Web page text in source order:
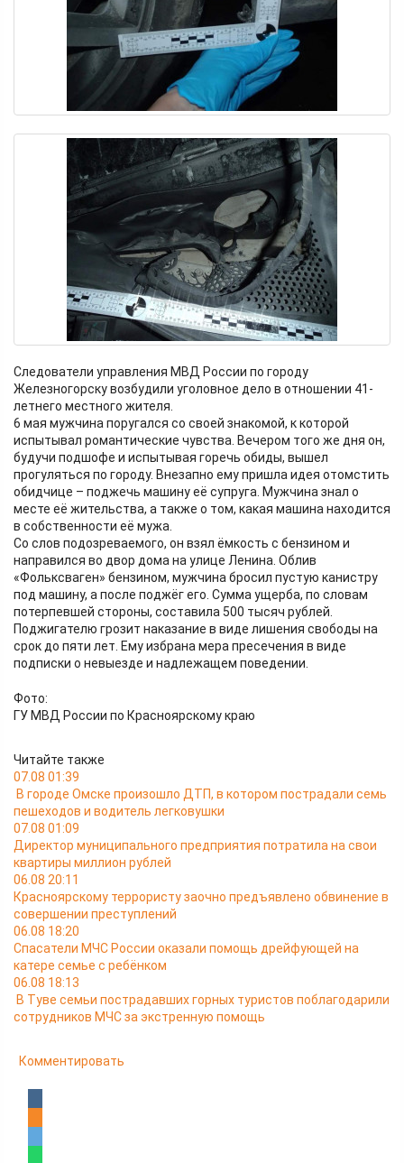
Следователи управления МВД России по городу
Железногорску возбудили уголовное дело в отношении 41-
летнего местного жителя.
6 мая мужчина поругался со своей знакомой, к которой
испытывал романтические чувства. Вечером того же дня он,
будучи подшофе и испытывая горечь обиды, вышел
прогуляться по городу. Внезапно ему пришла идея отомстить
обидчице – поджечь машину её супруга. Мужчина знал о
месте её жительства, а также о том, какая машина находится
в собственности её мужа.
Со слов подозреваемого, он взял ёмкость с бензином и
направился во двор дома на улице Ленина. Облив
«Фольксваген» бензином, мужчина бросил пустую канистру
под машину, а после поджёг его. Сумма ущерба, по словам
потерпевшей стороны, составила 500 тысяч рублей.
Поджигателю грозит наказание в виде лишения свободы на
срок до пяти лет. Ему избрана мера пресечения в виде
подписки о невыезде и надлежащем поведении.
Фото:
ГУ МВД России по Красноярскому краю
Читайте также
07.08 01:39
В городе Омске произошло ДТП, в котором пострадали семь
пешеходов и водитель легковушки
07.08 01:09
Директор муниципального предприятия потратила на свои
квартиры миллион рублей
06.08 20:11
Красноярскому террористу заочно предъявлено обвинение в
совершении преступлений
06.08 18:20
Спасатели МЧС России оказали помощь дрейфующей на
катере семье с ребёнком
06.08 18:13
В Туве семьи пострадавших горных туристов поблагодарили
сотрудников МЧС за экстренную помощь
Комментировать